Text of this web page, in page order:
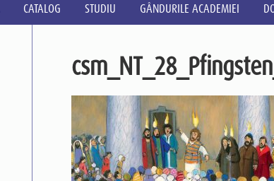
CATALOG STUDIU GÂNDURILE ACADEMIEI